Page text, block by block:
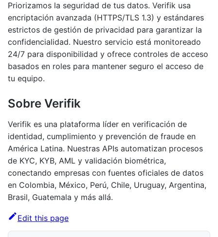
Priorizamos la seguridad de tus datos. Verifik usa
encriptación avanzada (HTTPS/TLS 1.3) y estándares
estrictos de gestión de privacidad para garantizar la
confidencialidad. Nuestro servicio está monitoreado
24/7 para disponibilidad y ofrece controles de acceso
basados en roles para mantener seguro el acceso de
tu equipo.
Sobre Verifik
Verifik es una plataforma líder en verificación de
identidad, cumplimiento y prevención de fraude en
América Latina. Nuestras APIs automatizan procesos
de KYC, KYB, AML y validación biométrica,
conectando empresas con fuentes oficiales de datos
en Colombia, México, Perú, Chile, Uruguay, Argentina,
Brasil, Guatemala y más allá.
Edit this page